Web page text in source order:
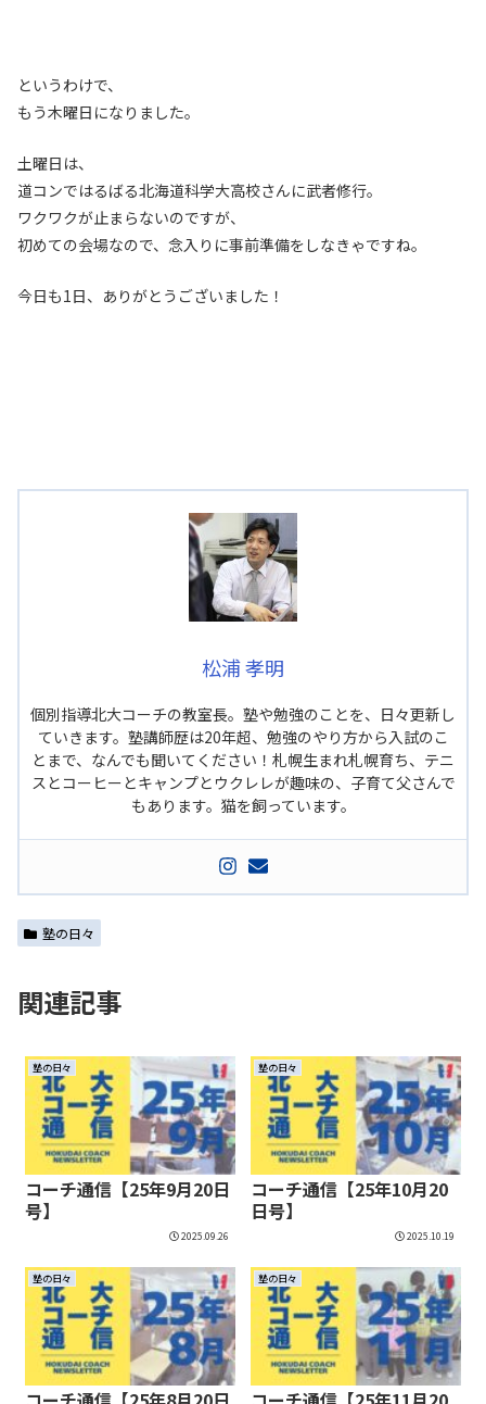
というわけで、
もう木曜日になりました。
土曜日は、
道コンではるばる北海道科学大高校さんに武者修行。
ワクワクが止まらないのですが、
初めての会場なので、念入りに事前準備をしなきゃですね。
今日も1日、ありがとうございました！
松浦 孝明
個別指導北大コーチの教室長。塾や勉強のことを、日々更新し
ていきます。塾講師歴は20年超、勉強のやり方から入試のこ
とまで、なんでも聞いてください！札幌生まれ札幌育ち、テニ
スとコーヒーとキャンプとウクレレが趣味の、子育て父さんで
もあります。猫を飼っています。
塾の日々
関連記事
塾の日々
コーチ通信【25年9月20日
号】
2025.09.26
塾の日々
コーチ通信【25年10月20
日号】
2025.10.19
塾の日々 塾の日々